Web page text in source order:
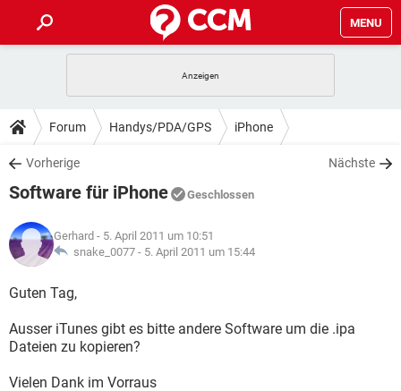
MENU
ANDROID IOS
WINDOWS 10
WHATSAPP TIKTOK
FACEBOOK
TIPPS & TRICKS
SPIELE STREAMING
WHATSAPP
FACEBOOK
DOWNLOADS
SPIELE STREAMING
ANDROID
WINDOWS 10 INSTAGRAM
WHATSAPP
SPIELE
ANDROID
WINDOWS 10
WHATSAPP TIKTOK
LEXIKON
SPIELE
WINDOWS 10
WHATSAPP
Forum Handys/PDA/GPS iPhone
Vorherige Nächste
Software für iPhone Geschlossen
Gerhard - 5. April 2011 um 10:51
snake_0077 - 5. April 2011 um 15:44
Guten Tag,
Ausser iTunes gibt es bitte andere Software um die .ipa
Dateien zu kopieren?
Vielen Dank im Vorraus